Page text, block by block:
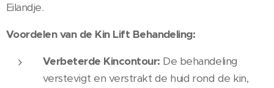
Eilandje.
Voordelen van de Kin Lift Behandeling:
Verbeterde Kincontour: De behandeling
verstevigt en verstrakt de huid rond de kin,